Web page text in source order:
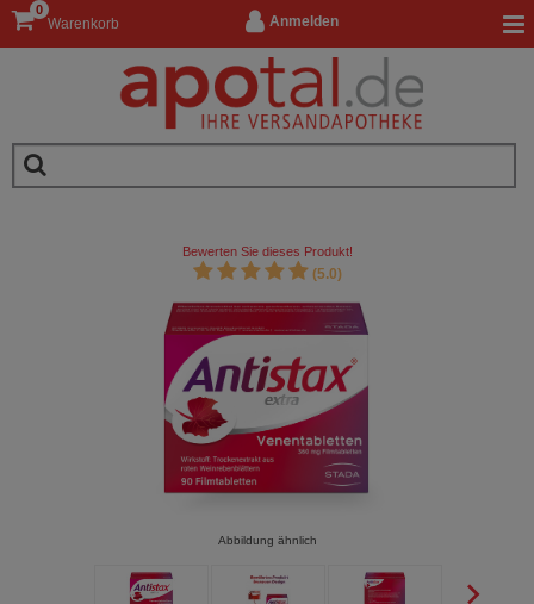
Anmelden
Warenkorb
0
Bewerten Sie dieses Produkt!
(5.0)
Abbildung ähnlich